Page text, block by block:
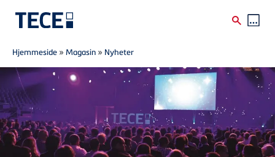
Skip to main content
Breadcrumb
Hjemmeside »Magasin » Nyheter